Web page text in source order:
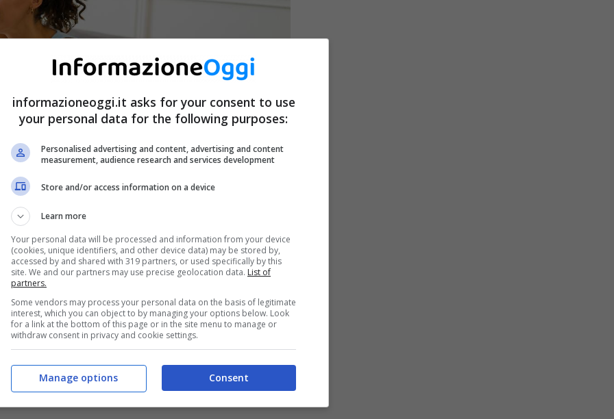
caldo settembrino – informazioneoggi.it
bollette energetiche elevate
alternative sostenibili per mantenere freschi gli
informazioneoggi.it asks for your consent to use
your personal data for the following purposes:
Personalised advertising and content, advertising and content
measurement, audience research and services development
Store and/or access information on a device
Learn more
Your personal data will be processed and information from your device
(cookies, unique identifiers, and other device data) may be stored by,
accessed by and shared with 319 partners, or used specifically by this
site. We and our partners may use precise geolocation data. List of
partners.
Some vendors may process your personal data on the basis of legitimate
interest, which you can object to by managing your options below. Look
for a link at the bottom of this page or in the site menu to manage or
withdraw consent in privacy and cookie settings.
Consent
Manage options